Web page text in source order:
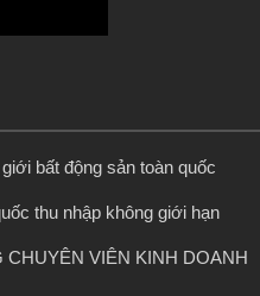
bất động sản toàn quốc
thu nhập không giới hạn
CHUYÊN VIÊN KINH DOANH